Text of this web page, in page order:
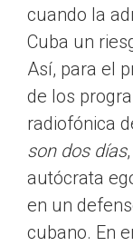
cuando la
Cuba un
Así, para el
de los
radiofónica
son dos días
autócrata
en un
cubano. En